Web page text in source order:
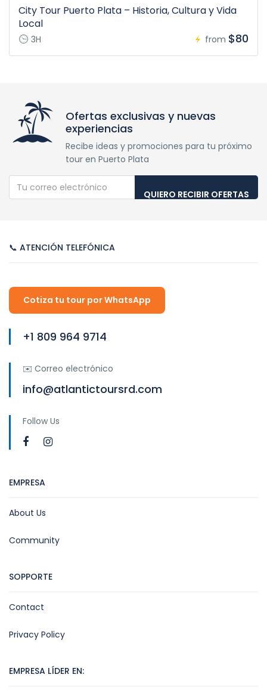
City Tour Puerto Plata – Historia, Cultura y Vida
Local
3H from $80
Ofertas exclusivas y nuevas
experiencias
Recibe ideas y promociones para tu próximo
tour en Puerto Plata
QUIERO RECIBIR OFERTAS
📞 ATENCIÓN TELEFÓNICA
Cotiza tu tour por WhatsApp
+1 809 964 9714
✉️ Correo electrónico
info@atlantictoursrd.com
Follow Us
EMPRESA
About Us
Community
SOPPORTE
Contact
Privacy Policy
EMPRESA LÍDER EN: